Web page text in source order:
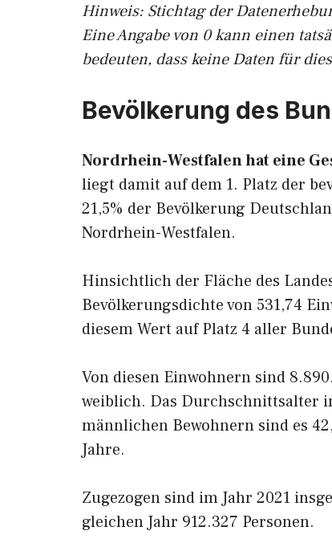
Hinweis: Stichtag der
Eine Angabe von 0 kann einen
bedeuten, dass keine Daten für
Bevölkerung des
Nordrhein-Westfalen hat eine
liegt damit auf dem 1. Platz der
21,5% der Bevölkerung
Nordrhein-Westfalen.
Hinsichtlich der Fläche des
Bevölkerungsdichte von 531,74
diesem Wert auf Platz 4 aller
Von diesen Einwohnern sind
weiblich. Das Durchschnittsalter
männlichen Bewohnern sind es
Jahre.
Zugezogen sind im Jahr 2021
gleichen Jahr 912.327 Personen.